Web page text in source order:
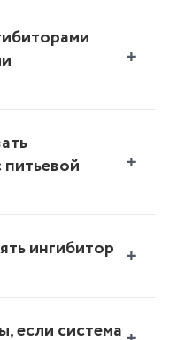
металла,
и
соли
и не дают им
на основе
При
ингибитор
отопление
если система